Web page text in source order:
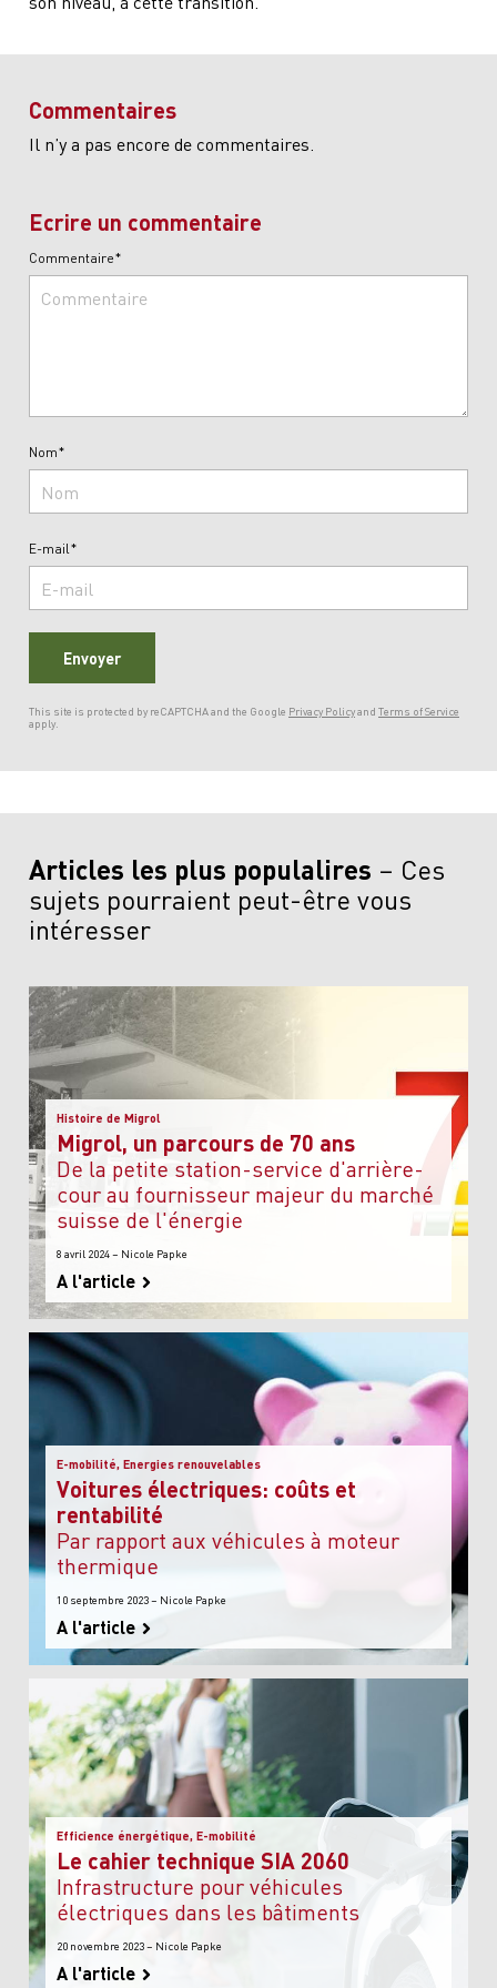
Commentaires
Il n’y a pas encore de commentaires.
Ecrire un commentaire
Commentaire*
Nom*
E-mail*
Envoyer
This site is protected by reCAPTCHA and the Google Privacy Policyand Terms of Service
apply.
Articles les plus populalires Ces
sujets pourraient peut-être vous
intéresser
Histoire de Migrol
Migrol, un parcours de 70 ans
de la petite station-service d'arrière-
cour au fournisseur majeur du marché
suisse de l'énergie
8 avril 2024 – Nicole Papke
A l'article
E-mobilité, Energies renouvelables
Voitures électriques: coûts et
rentabilité
par rapport aux véhicules à moteur
thermique
10 septembre 2023 – Nicole Papke
A l'article
Efficience énergétique, E-mobilité
Le cahier technique SIA 2060
Infrastructure pour véhicules
électriques dans les bâtiments
20 novembre 2023 – Nicole Papke
A l'article